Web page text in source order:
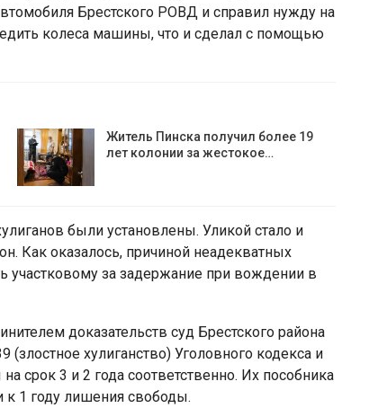
Брестского РОВД и справил нужду на
колеса машины, что и сделал с помощью
Житель Пинска получил более 19
лет колонии за жестокое…
были установлены. Уликой стало и
Как оказалось, причиной неадекватных
участковому за задержание при вождении в
доказательств суд Брестского района
хулиганство) Уголовного кодекса и
срок 3 и 2 года соответственно. Их пособника
к 1 году лишения свободы.